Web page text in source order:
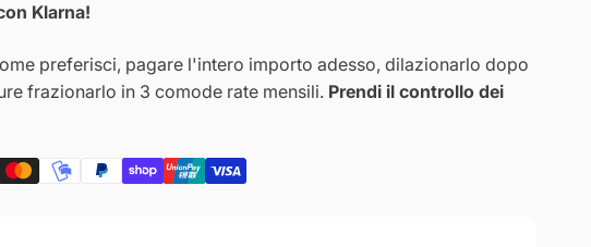
Klarna!
preferisci, pagare l'intero importo adesso, dilazionarlo dopo
frazionarlo in 3 comode rate mensili. Prendi il controllo dei